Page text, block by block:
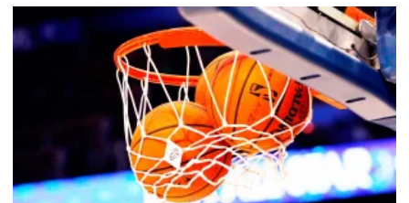
FUTBOL ESTUFA
LIGA MX